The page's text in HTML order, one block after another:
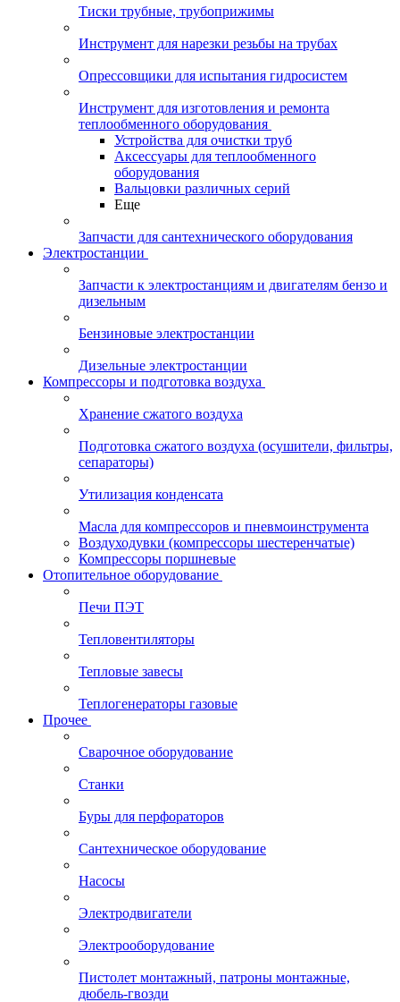
Тиски трубные, трубоприжимы
Инструмент для нарезки резьбы на трубах
Опрессовщики для испытания гидросистем
Инструмент для изготовления и ремонта
теплообменного оборудования
Устройства для очистки труб
Аксессуары для теплообменного
оборудования
Вальцовки различных серий
Еще
Запчасти для сантехнического оборудования
Электростанции
Запчасти к электростанциям и двигателям бензо и
дизельным
Бензиновые электростанции
Дизельные электростанции
Компрессоры и подготовка воздуха
Хранение сжатого воздуха
Подготовка сжатого воздуха (осушители, фильтры,
сепараторы)
Утилизация конденсата
Масла для компрессоров и пневмоинструмента
Воздуходувки (компрессоры шестеренчатые)
Компрессоры поршневые
Отопительное оборудование
Печи ПЭТ
Тепловентиляторы
Тепловые завесы
Теплогенераторы газовые
Прочее
Сварочное оборудование
Станки
Буры для перфораторов
Сантехническое оборудование
Насосы
Электродвигатели
Электрооборудование
Пистолет монтажный, патроны монтажные,
дюбель-гвозди